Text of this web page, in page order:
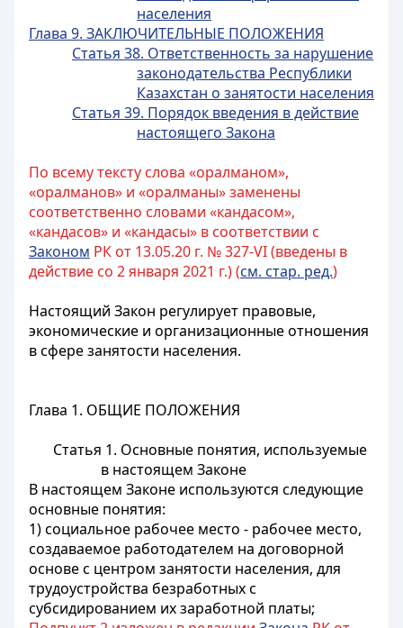
населения
Глава 9. ЗАКЛЮЧИТЕЛЬНЫЕ ПОЛОЖЕНИЯ
Статья 38. Ответственность за нарушение
законодательства Республики
Казахстан о занятости населения
Статья 39. Порядок введения в действие
настоящего Закона
По всему тексту слова «оралманом»,
«оралманов» и «оралманы» заменены
соответственно словами «кандасом»,
«кандасов» и «кандасы» в соответствии с
Законом РК от 13.05.20 г. № 327-VI (введены в
действие со 2 января 2021 г.) (см. стар. ред.)
Настоящий Закон регулирует правовые,
экономические и организационные отношения
в сфере занятости населения.
Глава 1. ОБЩИЕ ПОЛОЖЕНИЯ
Статья 1. Основные понятия, используемые
в настоящем Законе
В настоящем Законе используются следующие
основные понятия:
1) социальное рабочее место - рабочее место,
создаваемое работодателем на договорной
основе с центром занятости населения, для
трудоустройства безработных с
субсидированием их заработной платы;